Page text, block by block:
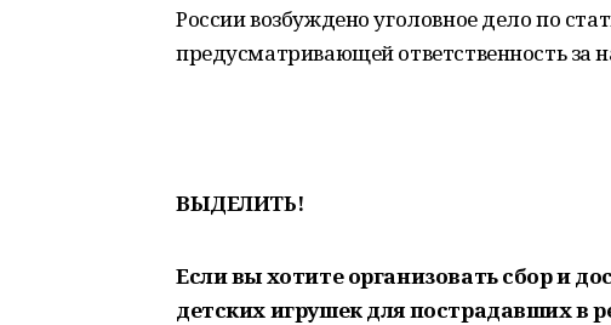
России возбуждено уголовное дело по
предусматривающей ответственность
ВЫДЕЛИТЬ!
Если вы хотите организовать сбор и
детских игрушек для пострадавших в